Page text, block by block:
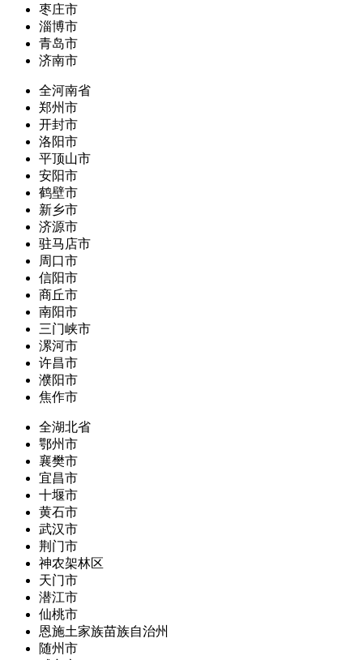
枣庄市
淄博市
青岛市
济南市
全河南省
郑州市
开封市
洛阳市
平顶山市
安阳市
鹤壁市
新乡市
济源市
驻马店市
周口市
信阳市
商丘市
南阳市
三门峡市
漯河市
许昌市
濮阳市
焦作市
全湖北省
鄂州市
襄樊市
宜昌市
十堰市
黄石市
武汉市
荆门市
神农架林区
天门市
潜江市
仙桃市
恩施土家族苗族自治州
随州市